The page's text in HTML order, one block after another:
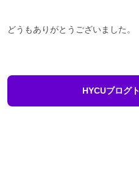
どうもありがとうございました。
HYCUブログ